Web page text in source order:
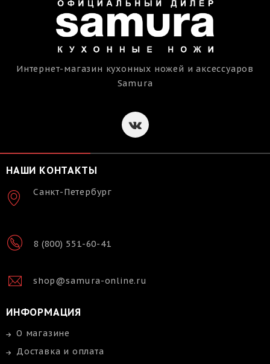
Интернет-магазин кухонных ножей и аксессуаров
Samura
НАШИ КОНТАКТЫ
Санкт-Петербург
8 (800) 551-60-41
shop@samura-online.ru
ИНФОРМАЦИЯ
О магазине
Доставка и оплата